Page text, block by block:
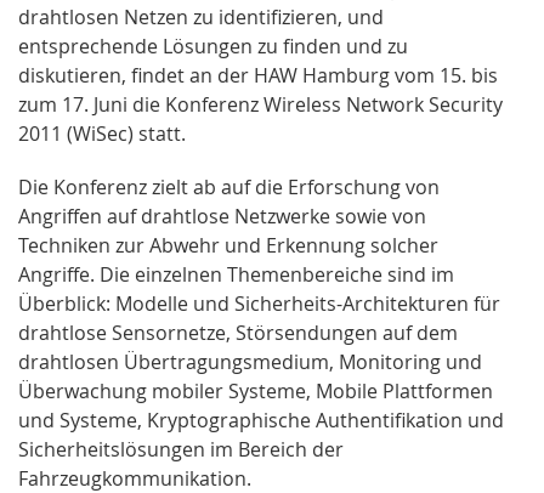
drahtlosen Netzen zu identifizieren, und
entsprechende Lösungen zu finden und zu
diskutieren, findet an der HAW Hamburg vom 15. bis
zum 17. Juni die Konferenz Wireless Network Security
2011 (WiSec) statt.
Die Konferenz zielt ab auf die Erforschung von
Angriffen auf drahtlose Netzwerke sowie von
Techniken zur Abwehr und Erkennung solcher
Angriffe. Die einzelnen Themenbereiche sind im
Überblick: Modelle und Sicherheits-Architekturen für
drahtlose Sensornetze, Störsendungen auf dem
drahtlosen Übertragungsmedium, Monitoring und
Überwachung mobiler Systeme, Mobile Plattformen
und Systeme, Kryptographische Authentifikation und
Sicherheitslösungen im Bereich der
Fahrzeugkommunikation.